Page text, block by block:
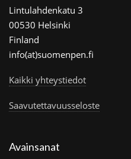
Lintulahdenkatu 3
00530 Helsinki
Finland
info(at)suomenpen.fi
Kaikki yhteystiedot
Saavutettavuusseloste
Avainsanat